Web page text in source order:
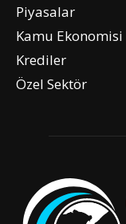
Piyasalar
Kamu Ekonomisi
Krediler
Özel Sektör